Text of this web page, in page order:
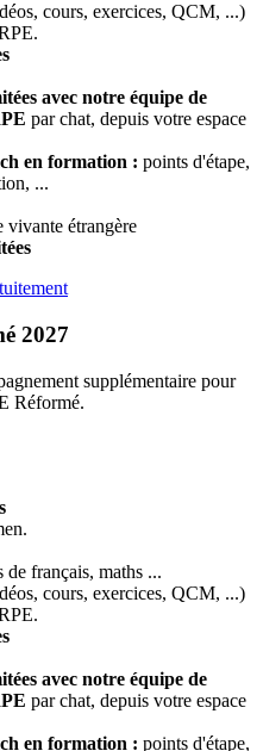
cours, exercices, QCM, ...)
avec notre équipe de
par chat, depuis votre espace
en formation : points d'étape,
...
vivante étrangère
2027
supplémentaire pour
Réformé.
français, maths ...
cours, exercices, QCM, ...)
avec notre équipe de
par chat, depuis votre espace
en formation : points d'étape,